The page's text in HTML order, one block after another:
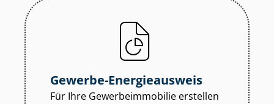
Gewerbe-Energieausweis
Für Ihre Ge­wer­be­im­mo­bi­lie erstellen